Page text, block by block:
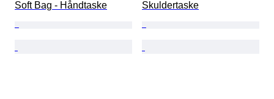
Soft Bag - Håndtaske
Skuldertaske